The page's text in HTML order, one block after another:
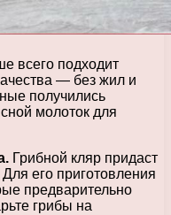
всего подходит
— без жил и
получились
молоток для
Грибной кляр придаст
его приготовления
предварительно
грибы на